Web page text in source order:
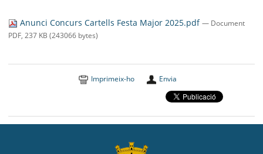
BELL-LLOC SOLUCIONA
Anunci Concurs Cartells Festa Major 2025.pdf— Document
PDF, 237 KB (243066 bytes)
Imprimeix-ho Envia